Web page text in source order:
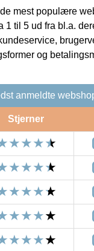
mest populære
1 til 5 ud fra bl.a.
og
anmeldte
Stjerner